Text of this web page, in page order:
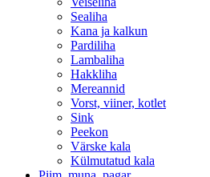
Sealiha
Kana ja kalkun
Pardiliha
Lambaliha
Hakkliha
Mereannid
Vorst, viiner, kotlet
Sink
Peekon
Värske kala
Külmutatud kala